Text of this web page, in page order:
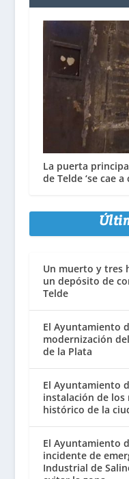
La puerta
de Telde ‘se cae a
Un muerto y tres
un depósito de
Telde
El Ayuntamiento
modernización
de la Plata
El Ayuntamiento
instalación de los
histórico de la
El Ayuntamiento
incidente de
Industrial de